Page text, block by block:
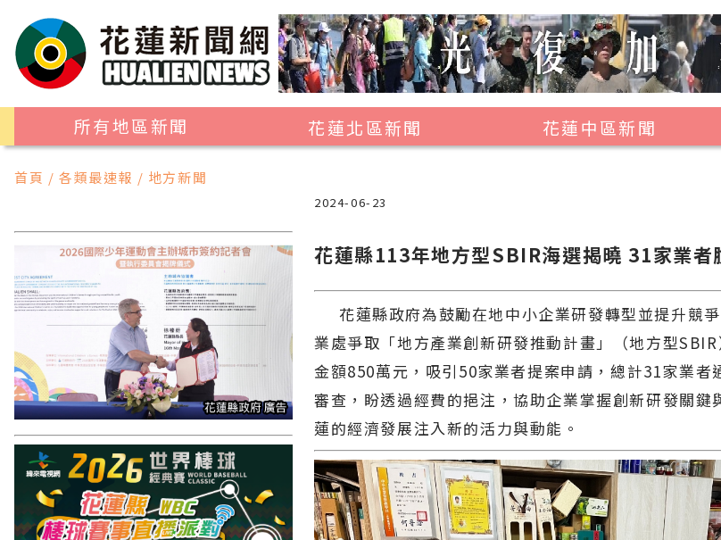
所有地區新聞
花蓮北區新聞
吉安鄉
秀林鄉
花蓮中區新聞
光復鄉
豐濱鄉
首頁 / 各類最速報 / 地方新聞
2024-06-23
花蓮縣113年地方型SBIR海選揭曉 31家業者
花蓮縣政府為鼓勵在地中小企業研發轉型並提升競
業處爭取「地方產業創新研發推動計畫」（地方型
金額850萬元，吸引50家業者提案申請，總計31家業者
審查，盼透過經費的挹注，協助企業掌握創新研發關鍵
蓮的經濟發展注入新的活力與動能。